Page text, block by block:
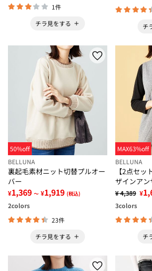
1件
チラ見をする
チ
50%off
BELLUNA
裏起毛素材ニット切替プルオー
バー
¥1,369 ～ ¥1,919 (税込)
2colors
23件
チラ見をする
MAX63%off
BELLUNA
【2点セ
ザインアン
¥ 4,389 ¥
3colors
チ